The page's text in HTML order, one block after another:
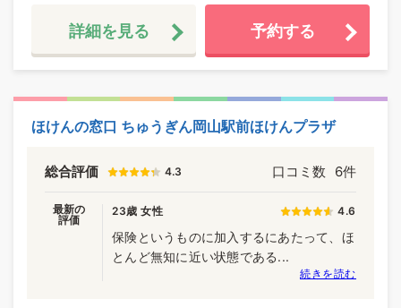
詳細を見る 予約する
ほけんの窓口 ちゅうぎん岡山駅前ほけんプラザ
総合評価 4.3 口コミ数 6件
最新の
評価
23歳 女性 4.6
保険というものに加入するにあたって、ほ
とんど無知に近い状態である...
続きを読む